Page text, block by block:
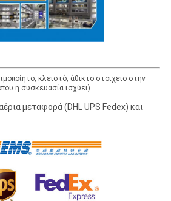
κλειστό, άθικτο στοιχείο στην
η συσκευασία ισχύει)
μεταφορά (DHL UPS Fedex) και